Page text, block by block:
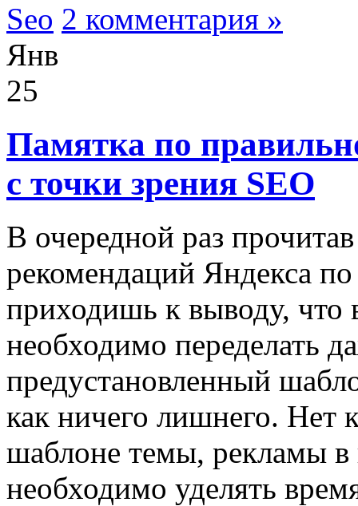
Seo 2 комментария »
Янв
25
Памятка по
с точки зрения SEO
В очередной раз
рекомендаций Яндекса по
приходишь к выводу, что
необходимо переделать
предустановленный
как ничего лишнего. Нет
шаблоне темы, рекламы в
необходимо уделять